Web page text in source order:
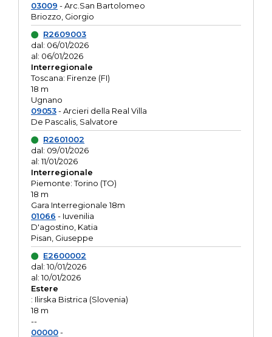
03009 - Arc.San Bartolomeo
Briozzo, Giorgio
R2609003
dal: 06/01/2026
al: 06/01/2026
Interregionale
Toscana: Firenze (FI)
18 m
Ugnano
09053- Arcieri della Real Villa
De Pascalis, Salvatore
R2601002
dal: 09/01/2026
al: 11/01/2026
Interregionale
Piemonte: Torino (TO)
18 m
Gara Interregionale 18m
01066 - Iuvenilia
D'agostino, Katia
Pisan, Giuseppe
E2600002
dal: 10/01/2026
al: 10/01/2026
Estere
: Ilirska Bistrica (Slovenia)
18 m
--
00000-